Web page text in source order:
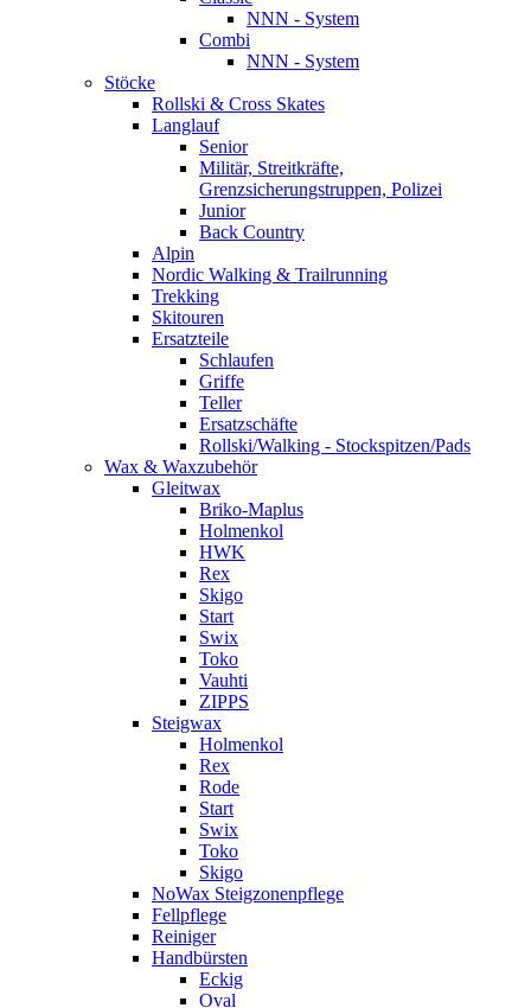
NNN - System
Combi
NNN - System
Stöcke
Rollski & Cross Skates
Langlauf
Senior
Militär, Streitkräfte,
Grenzsicherungstruppen, Polizei
Junior
Back Country
Alpin
Nordic Walking & Trailrunning
Trekking
Skitouren
Ersatzteile
Schlaufen
Griffe
Teller
Ersatzschäfte
Rollski/Walking - Stockspitzen/Pads
Wax & Waxzubehör
Gleitwax
Briko-Maplus
Holmenkol
HWK
Rex
Skigo
Start
Swix
Toko
Vauhti
ZIPPS
Steigwax
Holmenkol
Rex
Rode
Start
Swix
Toko
Skigo
NoWax Steigzonenpflege
Fellpflege
Reiniger
Handbürsten
Eckig
Oval